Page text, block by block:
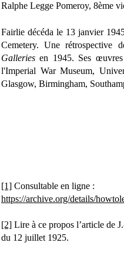
Ralphe Legge Pomeroy, 8ème
Fairlie décéda le 13 janvier
Cemetery. Une
Galleries en 1945. Ses
l'Imperial War Museum,
Glasgow, Birmingham,
[1] Consultable en ligne :
https://archive.org/details/
[2] Lire à ce propos l’article de
du 12 juillet 1925.